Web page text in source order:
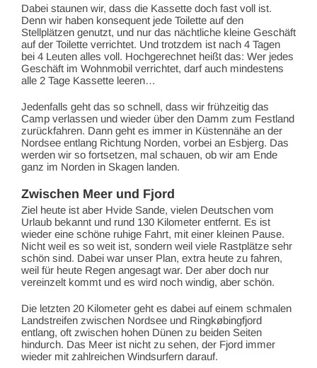
Dabei staunen wir, dass die Kassette doch fast voll ist.
Denn wir haben konsequent jede Toilette auf den
Stellplätzen genutzt, und nur das nächtliche kleine Geschäft
auf der Toilette verrichtet. Und trotzdem ist nach 4 Tagen
bei 4 Leuten alles voll. Hochgerechnet heißt das: Wer jedes
Geschäft im Wohnmobil verrichtet, darf auch mindestens
alle 2 Tage Kassette leeren…
Jedenfalls geht das so schnell, dass wir frühzeitig das
Camp verlassen und wieder über den Damm zum Festland
zurückfahren. Dann geht es immer in Küstennähe an der
Nordsee entlang Richtung Norden, vorbei an Esbjerg. Das
werden wir so fortsetzen, mal schauen, ob wir am Ende
ganz im Norden in Skagen landen.
Zwischen Meer und Fjord
Ziel heute ist aber Hvide Sande, vielen Deutschen vom
Urlaub bekannt und rund 130 Kilometer entfernt. Es ist
wieder eine schöne ruhige Fahrt, mit einer kleinen Pause.
Nicht weil es so weit ist, sondern weil viele Rastplätze sehr
schön sind. Dabei war unser Plan, extra heute zu fahren,
weil für heute Regen angesagt war. Der aber doch nur
vereinzelt kommt und es wird noch windig, aber schön.
Die letzten 20 Kilometer geht es dabei auf einem schmalen
Landstreifen zwischen Nordsee und Ringkøbingfjord
entlang, oft zwischen hohen Dünen zu beiden Seiten
hindurch. Das Meer ist nicht zu sehen, der Fjord immer
wieder mit zahlreichen Windsurfern darauf.